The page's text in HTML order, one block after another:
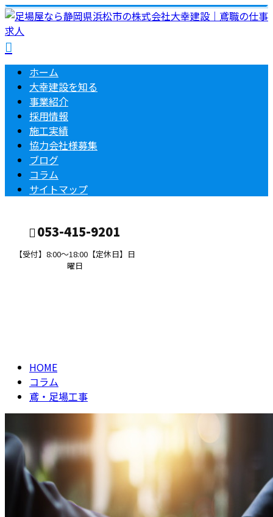
ホーム
大幸建設を知る
事業紹介
採用情報
施工実績
協力会社様募集
ブログ
コラム
サイトマップ
053-415-9201
【受付】8:00～18:00【定休日】日
曜日
HOME
コラム
鳶・足場工事